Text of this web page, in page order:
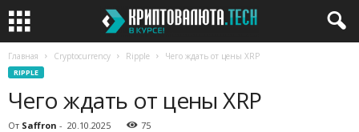
Главная Cryptocurrency Ripple Чего ждать от цены XRP
RIPPLE
Чего ждать от цены XRP
От Saffron - 20.10.2025 75